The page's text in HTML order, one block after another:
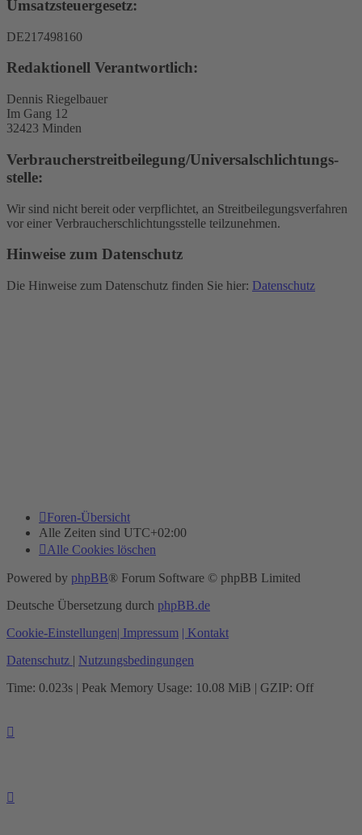
Umsatzsteuergesetz:
DE217498160
Redaktionell Verantwortlich:
Dennis Riegelbauer
Im Gang 12
32423 Minden
Verbraucher­streit­beilegung/Universal­schlichtungs­
stelle:
Wir sind nicht bereit oder verpflichtet, an Streitbeilegungsverfahren
vor einer Verbraucherschlichtungsstelle teilzunehmen.
Hinweise zum Datenschutz
Die Hinweise zum Datenschutz finden Sie hier: Datenschutz
Foren-Übersicht
Alle Zeiten sind UTC+02:00
Alle Cookies löschen
Powered by phpBB® Forum Software © phpBB Limited
Deutsche Übersetzung durch phpBB.de
Cookie-Einstellungen| Impressum | Kontakt
Datenschutz | Nutzungsbedingungen
Time: 0.023s | Peak Memory Usage: 10.08 MiB | GZIP: Off